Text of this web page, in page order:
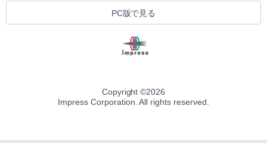
PC版で見る
Copyright ©2026
Impress Corporation. All rights reserved.